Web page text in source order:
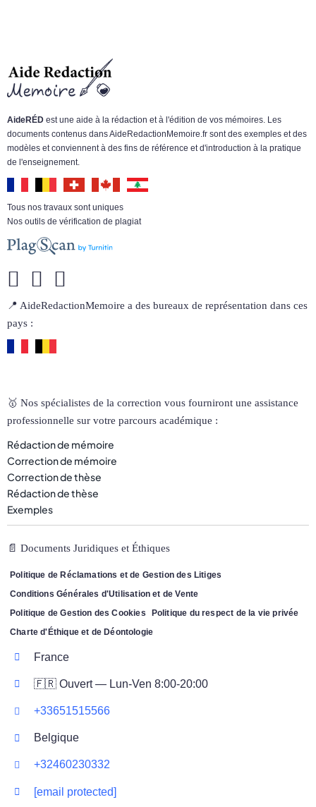
AideRÉD est une aide à la rédaction et à l'édition de vos mémoires. Les
documents contenus dans AideRedactionMemoire.fr sont des exemples et des
modèles et conviennent à des fins de référence et d'introduction à la pratique
de l'enseignement.
Tous nos travaux sont uniques
Nos outils de vérification de plagiat
📍 AideRedactionMemoire a des bureaux de représentation dans ces
pays :
🥇 Nos spécialistes de la correction vous fourniront une assistance
professionnelle sur votre parcours académique :
Rédaction de mémoire
Correction de mémoire
Correction de thèse
Rédaction de thèse
Exemples
📄 Documents Juridiques et Éthiques
Politique de Réclamations et de Gestion des Litiges
Conditions Générales d'Utilisation et de Vente
Politique de Gestion des Cookies
Politique du respect de la vie privée
Charte d'Éthique et de Déontologie
France
🇫🇷 Ouvert — Lun-Ven 8:00-20:00
+33651515566
Belgique
+32460230332
[email protected]